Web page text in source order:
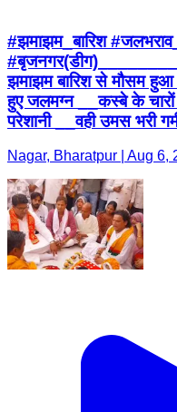
#झमाझम_बारिश
झमाझम बारिश से मौसम
हुए जलमग्न __कस्बे के
परेशानी __वही उमस भरी
Nagar, Bharatpur | Aug 6,